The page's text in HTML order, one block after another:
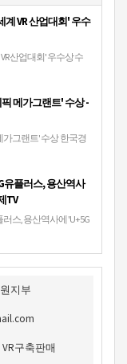
Oculus Quest…
VR 산업대회' 우수
산업대회' 우수상 수
메가그랜트' 수상 -
가그랜트' 수상 한국경
액션 어드벤처 VR 게
유플러스, 용산역사
TV
러스, 용산역사에 'U+5G
지부
구축판매